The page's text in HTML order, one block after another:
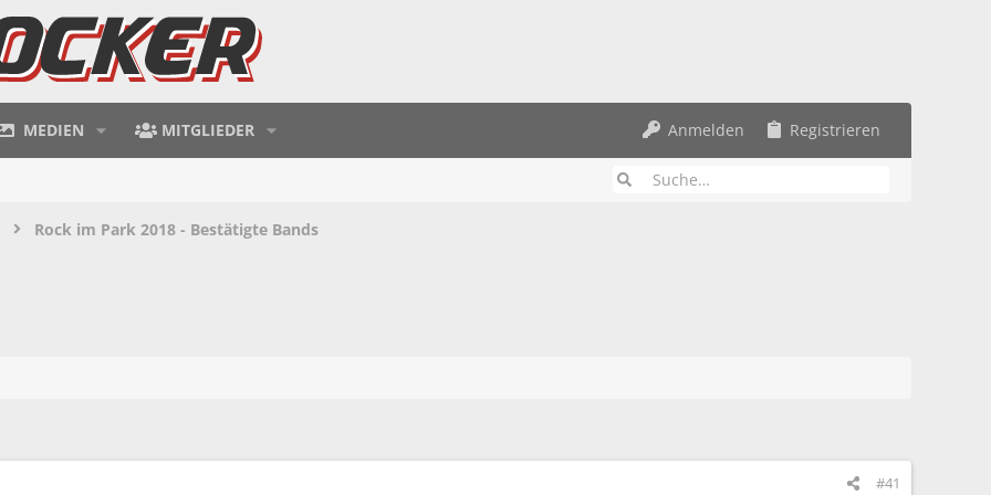
MEDIEN MITGLIEDER Anmelden Registrieren
Rock im Park 2018 - Bestätigte Bands
#41